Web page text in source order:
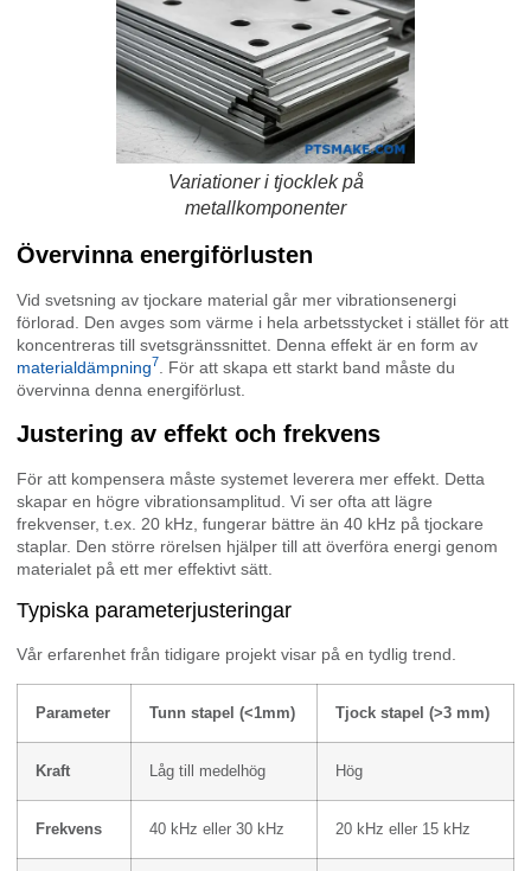
Variationer i tjocklek på
metallkomponenter
Övervinna energiförlusten
Vid svetsning av tjockare material går mer vibrationsenergi
förlorad. Den avges som värme i hela arbetsstycket i stället för att
koncentreras till svetsgränssnittet. Denna effekt är en form av
materialdämpning7
. För att skapa ett starkt band måste du
övervinna denna energiförlust.
Justering av effekt och frekvens
För att kompensera måste systemet leverera mer effekt. Detta
skapar en högre vibrationsamplitud. Vi ser ofta att lägre
frekvenser, t.ex. 20 kHz, fungerar bättre än 40 kHz på tjockare
staplar. Den större rörelsen hjälper till att överföra energi genom
materialet på ett mer effektivt sätt.
Typiska parameterjusteringar
Vår erfarenhet från tidigare projekt visar på en tydlig trend.
Parameter Tunn stapel (<1mm) Tjock stapel (>3 mm)
Kraft Låg till medelhög Hög
Frekvens 40 kHz eller 30 kHz 20 kHz eller 15 kHz